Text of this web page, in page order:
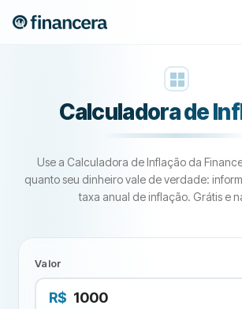
Calculadora de
Use a Calculadora de Inflação da
quanto seu dinheiro vale de verdade:
taxa anual de inflação. Grátis e
Valor
R$